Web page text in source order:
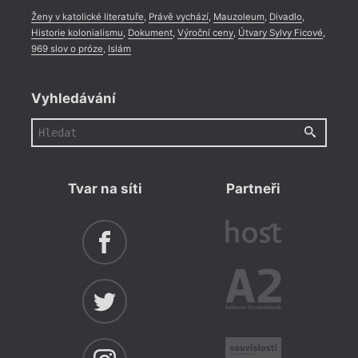
Ženy v katolické literatuře, Právě vychází, Mauzoleum, Divadlo,
Historie kolonialismu, Dokument, Výroční ceny, Útvary Sylvy Ficové,
969 slov o próze, Islám
Vyhledávání
Tvar na síti Partneři